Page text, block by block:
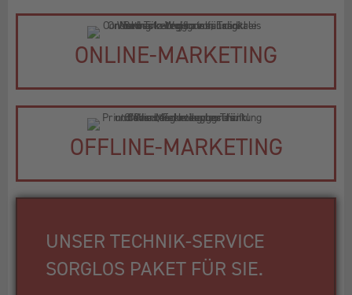
ONLINE-MARKETING
OFFLINE-MARKETING
UNSER TECHNIK-SERVICE
SORGLOS PAKET FÜR SIE.